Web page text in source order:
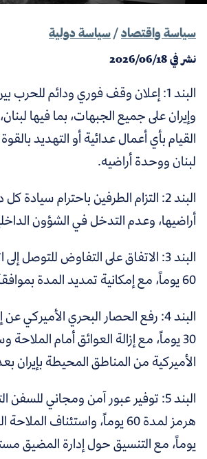
سياسة واقتصاد/ سياسة دولية
نشر في2026/06/18
البند 1: إعلان وقف فوري ودائم للحرب
وإيران على جميع الجبهات، بما فيها
القيام بأي أعمال عدائية أو التهديد
لبنان ووحدة أراضيه.
البند 2: التزام الطرفين باحترام سيادة
أراضيها، وعدم التدخل في الشؤون
البند 3: الاتفاق على التفاوض للتوصل
60 يوماً، مع إمكانية تمديد المدة بموافقة الطرفين.
البند 4: رفع الحصار البحري الأميركي
30 يوماً، مع إزالة العوائق أمام
الأميركية من المناطق المحيطة بإيران
البند 5: توفير عبور آمن ومجاني
يوماً، مع التنسيق حول إدارة المضيق